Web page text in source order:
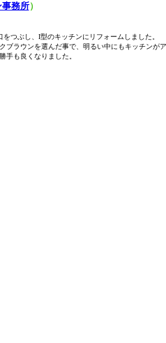
務所）
つぶし、I型のキッチンにリフォームしました。
ラウンを選んだ事で、明るい中にもキッチンが
手も良くなりました。